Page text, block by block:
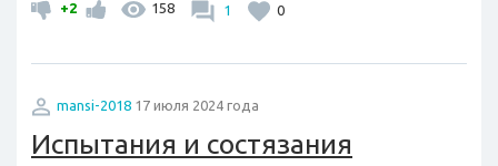
+2 158 1 0
mansi-2018 17 июля 2024 года
Испытания и состязания